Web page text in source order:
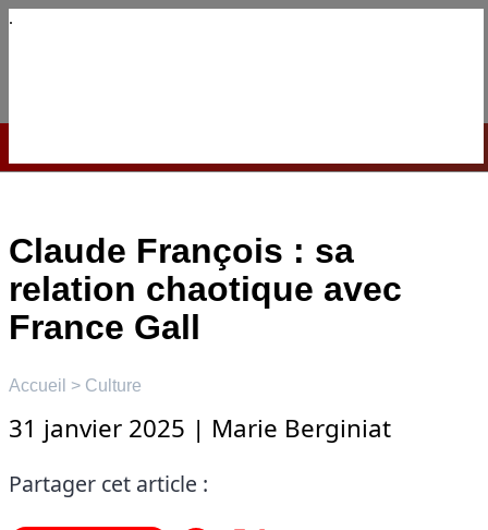
Aller
Menu
Claude François : sa
relation chaotique avec
France Gall
Accueil > Culture
31 janvier 2025 | Marie Berginiat
Partager cet article :